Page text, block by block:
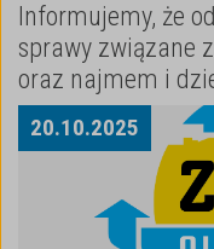
Informujemy, że
sprawy związane
oraz najmem i
przez Urząd
20.10.2025